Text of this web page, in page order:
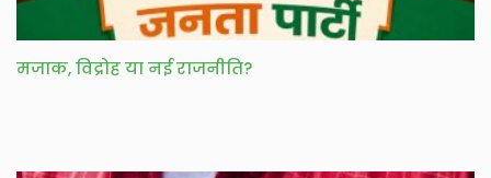
मजाक, विद्रोह या नई राजनीति?